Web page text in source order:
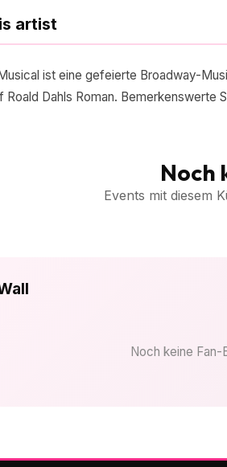
artist
ist eine gefeierte Broadway-
Roald Dahls Roman. Bemerkenswerte
Noch
Events mit diesem
Noch keine Fan-